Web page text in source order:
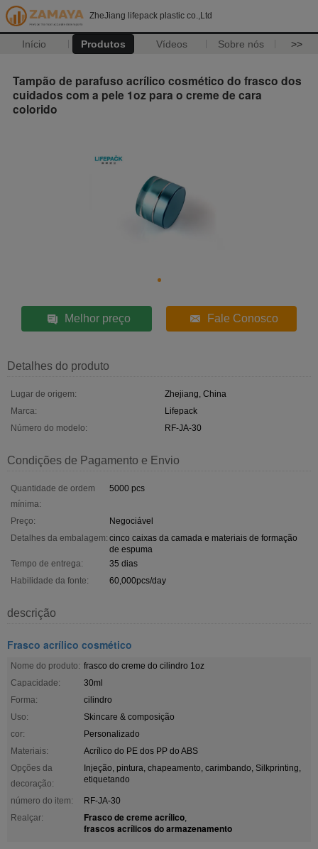
ZheJiang lifepack plastic co.,Ltd
Início Produtos Vídeos Sobre nós >>
Tampão de parafuso acrílico cosmético do frasco dos
cuidados com a pele 1oz para o creme de cara
colorido
Melhor preço Fale Conosco
Detalhes do produto
Lugar de origem:
Zhejiang, China
Marca:
Lifepack
Número do modelo:
RF-JA-30
Condições de Pagamento e Envio
Quantidade de ordem
mínima:
5000 pcs
Preço:
Negociável
Detalhes da embalagem: cinco caixas da camada e materiais de formação
de espuma
Tempo de entrega:
35 dias
Habilidade da fonte:
60,000pcs/day
descrição
Frasco acrílico cosmético
Nome do produto: frasco do creme do cilindro 1oz
Capacidade:
30ml
Forma:
cilindro
Uso:
Skincare & composição
cor:
Personalizado
Materiais:
Acrílico do PE dos PP do ABS
Opções da
decoração:
Injeção, pintura, chapeamento, carimbando, Silkprinting,
etiquetando
número do item:
RF-JA-30
Realçar:
Frasco de creme acrílico,
frascos acrílicos do armazenamento